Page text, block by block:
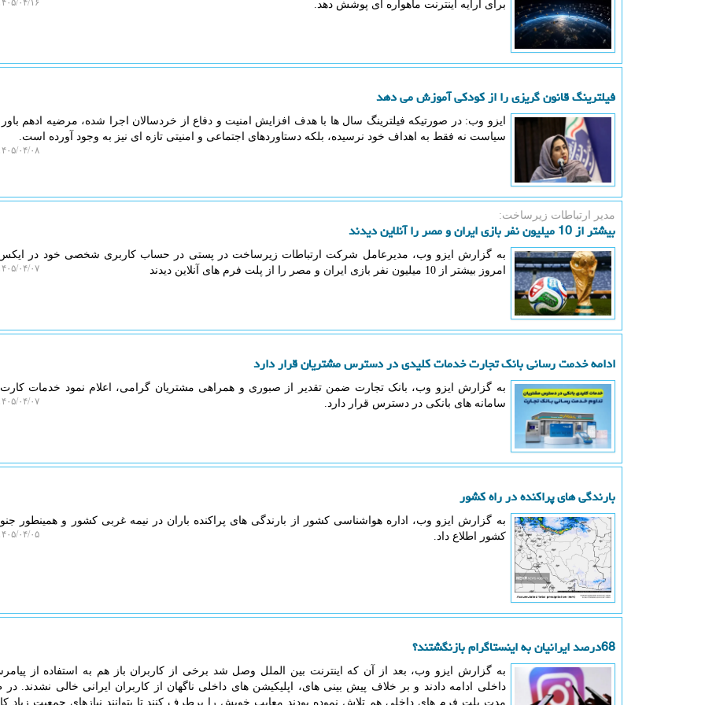
برای ارایه اینترنت ماهواره ای پوشش دهد.
۱۴۰۵/۰۴/۱۶
فیلترینگ قانون گریزی را از کودکی آموزش می دهد
ایزو وب: در صورتیکه فیلترینگ سال ها با هدف افزایش امنیت و دفاع از خردسالان اجرا شده، مرضیه ادهم باور
سیاست نه فقط به اهداف خود نرسیده، بلکه دستاوردهای اجتماعی و امنیتی تازه ای نیز به وجود آورده است.
۱۴۰۵/۰۴/۰۸
مدیر ارتباطات زیرساخت:
بیشتر از 10 میلیون نفر بازی ایران و مصر را آنلاین دیدند
به گزارش ایزو وب، مدیرعامل شرکت ارتباطات زیرساخت در پستی در حساب کاربری شخصی خود در
امروز بیشتر از 10 میلیون نفر بازی ایران و مصر را از پلت فرم های آنلاین دیدند
۱۴۰۵/۰۴/۰۷
ادامه خدمت رسانی بانک تجارت خدمات کلیدی در دسترس مشتریان قرار دارد
به گزارش ایزو وب، بانک تجارت ضمن تقدیر از صبوری و همراهی مشتریان گرامی، اعلام نمود خدمات
سامانه های بانکی در دسترس قرار دارد.
۱۴۰۵/۰۴/۰۷
بارندگی های پراکنده در راه کشور
به گزارش ایزو وب، اداره هواشناسی کشور از بارندگی های پراکنده باران در نیمه غربی کشور و همینطور
کشور اطلاع داد.
۱۴۰۵/۰۴/۰۵
68درصد ایرانیان به اینستاگرام بازنگشتند؟
به گزارش ایزو وب، بعد از آن که اینترنت بین الملل وصل شد برخی از کاربران باز هم به استفاده از
داخلی ادامه دادند و بر خلاف پیش بینی های، اپلیکیشن های داخلی ناگهان از کاربران ایرانی خالی نشدند.
مدت پلت فرم های داخلی هم تلاش نموده بودند معایب خویش را برطرف کنند تا بتوانند نیازهای جمعیت زیاد